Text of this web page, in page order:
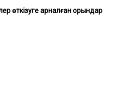
өткізуге арналған орындар